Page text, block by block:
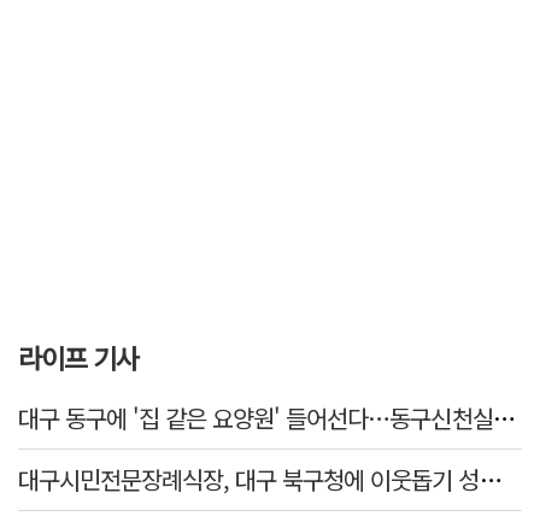
라이프 기사
대구 동구에 '집 같은 요양원' 들어선다…동구신천실버홈 10일 개원
대구시민전문장례식장, 대구 북구청에 이웃돕기 성금 1천만 원 기탁